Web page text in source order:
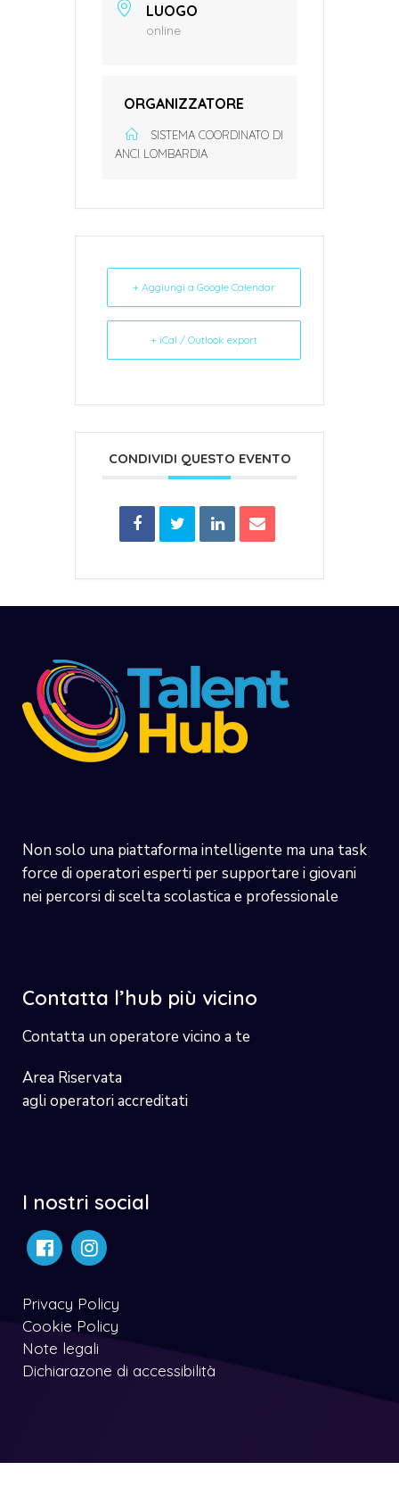
LUOGO
online
ORGANIZZATORE
SISTEMA COORDINATO DI
ANCI LOMBARDIA
+ Aggiungi a Google Calendar
+ iCal / Outlook export
CONDIVIDI QUESTO EVENTO
Non solo una piattaforma intelligente ma una task
force di operatori esperti per supportare i giovani
nei percorsi di scelta scolastica e professionale
Contatta l’hub più vicino
Contatta un operatore vicino a te
Area Riservata
agli operatori accreditati
I nostri social
Privacy Policy
Cookie Policy
Note legali
Dichiarazone di accessibilità